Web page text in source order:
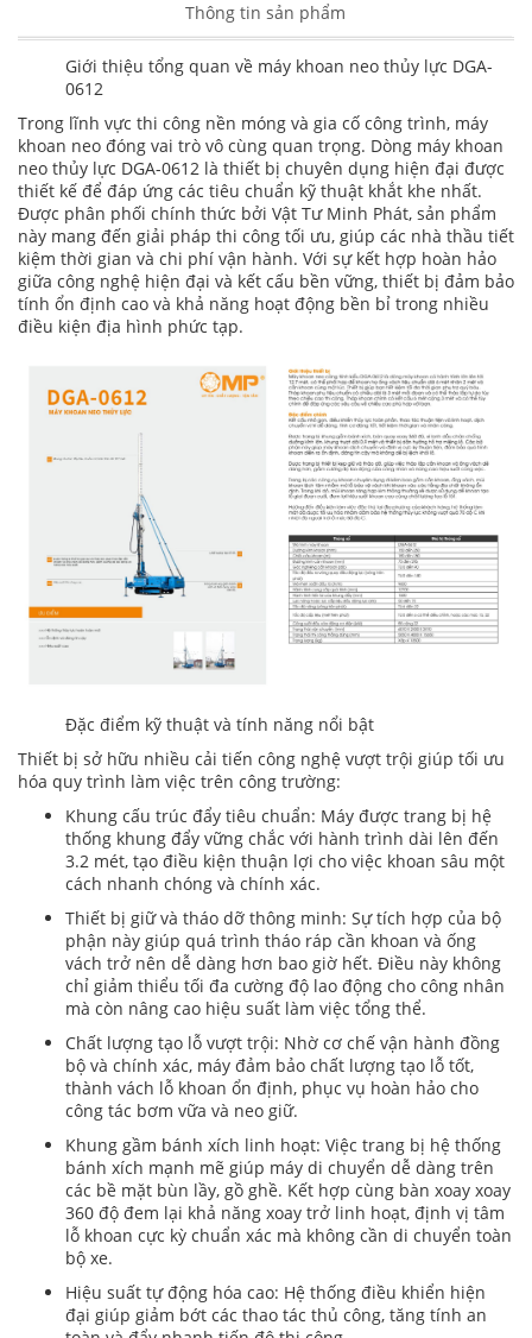
Thông tin sản phẩm
Giới thiệu tổng quan về máy khoan neo thủy lực DGA-
0612
Trong lĩnh vực thi công nền móng và gia cố công trình, máy
khoan neo đóng vai trò vô cùng quan trọng. Dòng máy khoan
neo thủy lực DGA-0612 là thiết bị chuyên dụng hiện đại được
thiết kế để đáp ứng các tiêu chuẩn kỹ thuật khắt khe nhất.
Được phân phối chính thức bởi Vật Tư Minh Phát, sản phẩm
này mang đến giải pháp thi công tối ưu, giúp các nhà thầu tiết
kiệm thời gian và chi phí vận hành. Với sự kết hợp hoàn hảo
giữa công nghệ hiện đại và kết cấu bền vững, thiết bị đảm bảo
tính ổn định cao và khả năng hoạt động bền bỉ trong nhiều
điều kiện địa hình phức tạp.
Đặc điểm kỹ thuật và tính năng nổi bật
Thiết bị sở hữu nhiều cải tiến công nghệ vượt trội giúp tối ưu
hóa quy trình làm việc trên công trường:
Khung cấu trúc đẩy tiêu chuẩn: Máy được trang bị hệ
thống khung đẩy vững chắc với hành trình dài lên đến
3.2 mét, tạo điều kiện thuận lợi cho việc khoan sâu một
cách nhanh chóng và chính xác.
Thiết bị giữ và tháo dỡ thông minh: Sự tích hợp của bộ
phận này giúp quá trình tháo ráp cần khoan và ống
vách trở nên dễ dàng hơn bao giờ hết. Điều này không
chỉ giảm thiểu tối đa cường độ lao động cho công nhân
mà còn nâng cao hiệu suất làm việc tổng thể.
Chất lượng tạo lỗ vượt trội: Nhờ cơ chế vận hành đồng
bộ và chính xác, máy đảm bảo chất lượng tạo lỗ tốt,
thành vách lỗ khoan ổn định, phục vụ hoàn hảo cho
công tác bơm vữa và neo giữ.
Khung gầm bánh xích linh hoạt: Việc trang bị hệ thống
bánh xích mạnh mẽ giúp máy di chuyển dễ dàng trên
các bề mặt bùn lầy, gồ ghề. Kết hợp cùng bàn xoay xoay
360 độ đem lại khả năng xoay trở linh hoạt, định vị tâm
lỗ khoan cực kỳ chuẩn xác mà không cần di chuyển toàn
bộ xe.
Hiệu suất tự động hóa cao: Hệ thống điều khiển hiện
đại giúp giảm bớt các thao tác thủ công, tăng tính an